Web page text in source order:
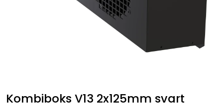
Kombiboks V13 2x125mm svart